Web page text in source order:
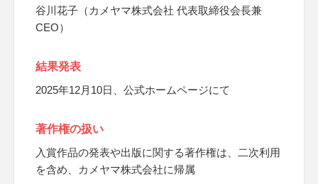
谷川花子（カメヤマ株式会社 代表取締役会長兼
CEO）
結果発表
2025年12月10日、公式ホームページにて
著作権の扱い
入賞作品の発表や出版に関する著作権は、二次利用
を含め、カメヤマ株式会社に帰属